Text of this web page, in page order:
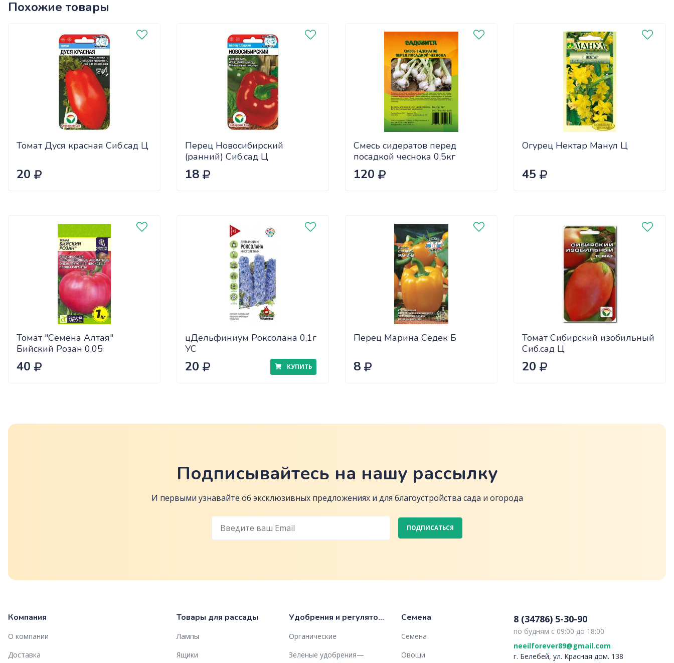
Похожие товары
Томат Дуся красная Сиб.сад Ц
20
Перец Новосибирский
(ранний) Сиб.сад Ц
18
Смесь сидератов перед
посадкой чеснока 0,5кг
САДОВИТА (25/30)
120
Огурец Нектар Манул Ц
45
Томат "Семена Алтая"
Бийский Розан 0,05
40
цДельфиниум Роксолана 0,1г
УС
20 КУПИТЬ
Перец Марина Седек Б
8
Томат Сибирский изобильный
Сиб.сад Ц
20
Подписывайтесь на нашу рассылку
И первыми узнавайте об эксклюзивных предложениях и для благоустройства сада и огорода
ПОДПИСАТЬСЯ
Компания
О компании
Доставка
Товары для рассады
Лампы
Ящики
Удобрения и регуляторы роста
Органические
Зеленые удобрения—
Семена
Семена
Овощи
8 (34786) 5-30-90
по будням с 09:00 до 18:00
neeilforever89@gmail.com
г. Белебей, ул. Красная дом. 138